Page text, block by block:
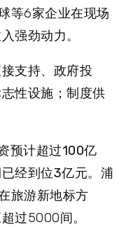
等6家企业在现场
强劲动力。
支持、政府投
性设施；制度供
预计超过100亿
经到位3亿元。浦
旅游新地标方
过5000间。